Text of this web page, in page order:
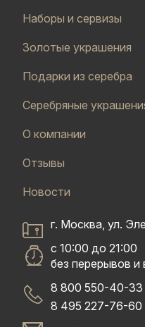
Наборы и сервизы
Золотые украшения
Подарки из серебра
Серебряные
О компании
Отзывы
Новости
г. Москва, ул.
с 10:00 до 21:00
без перерывов
8 800 550-40-33
8 495 227-76-60